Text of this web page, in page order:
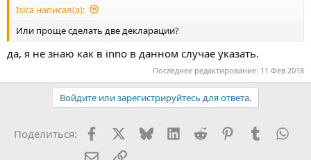
Isica написал(а):
Или проще сделать две декларации?
да, я не знаю как в inno в данном случае указать.
Последнее редактирование: 11 Фев 2018
Войдите или зарегистрируйтесь для ответа.
Поделиться: FacebookX (Twitter)
BlueskyLinkedInReddit PinterestTumblr
Электронная почта
Ссылка